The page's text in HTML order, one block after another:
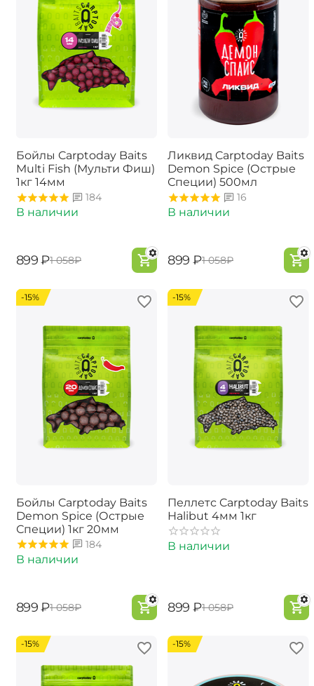
Бойлы Carptoday Baits
Multi Fish (Мульти Фиш)
1кг 14мм
184
В наличии
‍899‍ ₽‍1 058‍₽
Ликвид Carptoday Baits
Demon Spice (Острые
Специи) 500мл
16
В наличии
‍899‍ ₽‍1 058‍₽
-15%
Бойлы Carptoday Baits
Demon Spice (Острые
Специи) 1кг 20мм
184
В наличии
‍899‍ ₽‍1 058‍₽
-15%
Пеллетс Carptoday Baits
Halibut 4мм 1кг
В наличии
‍899‍ ₽‍1 058‍₽
-15% -15%